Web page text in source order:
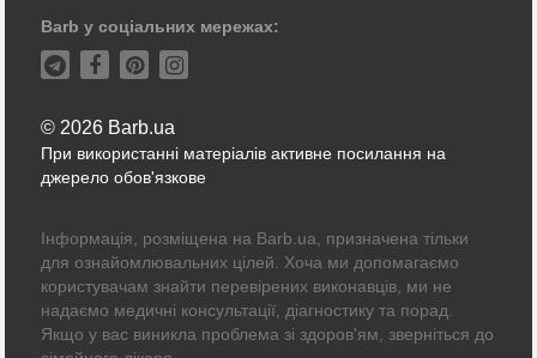
Barb у соціальних мережах:
© 2026 Barb.ua
При використанні матеріалів активне посилання на
джерело обов'язкове
Інформація, розміщена на Barb.ua, призначена тільки
для ознайомлювальних цілей. Хоча ми допомагаємо
користувачам знайти перевірених виконавців, ми не
надаємо медичні консультації, діагностику та порад.
Якщо у вас виникла проблема зі здоров'ям, зверніться до